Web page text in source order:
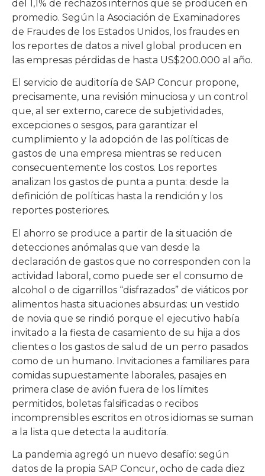
del 1,1% de rechazos internos que se producen en
promedio. Según la Asociación de Examinadores
de Fraudes de los Estados Unidos, los fraudes en
los reportes de datos a nivel global producen en
las empresas pérdidas de hasta US$200.000 al año.
El servicio de auditoría de SAP Concur propone,
precisamente, una revisión minuciosa y un control
que, al ser externo, carece de subjetividades,
excepciones o sesgos, para garantizar el
cumplimiento y la adopción de las políticas de
gastos de una empresa mientras se reducen
consecuentemente los costos. Los reportes
analizan los gastos de punta a punta: desde la
definición de políticas hasta la rendición y los
reportes posteriores.
El ahorro se produce a partir de la situación de
detecciones anómalas que van desde la
declaración de gastos que no corresponden con la
actividad laboral, como puede ser el consumo de
alcohol o de cigarrillos “disfrazados” de viáticos por
alimentos hasta situaciones absurdas: un vestido
de novia que se rindió porque el ejecutivo había
invitado a la fiesta de casamiento de su hija a dos
clientes o los gastos de salud de un perro pasados
como de un humano. Invitaciones a familiares para
comidas supuestamente laborales, pasajes en
primera clase de avión fuera de los límites
permitidos, boletas falsificadas o recibos
incomprensibles escritos en otros idiomas se suman
a la lista que detecta la auditoría.
La pandemia agregó un nuevo desafío: según
datos de la propia SAP Concur, ocho de cada diez